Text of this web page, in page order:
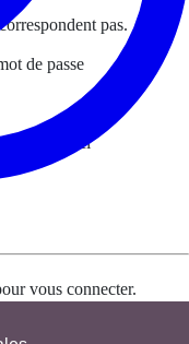
pas.
de passe
le captcha ici
vous connecter.